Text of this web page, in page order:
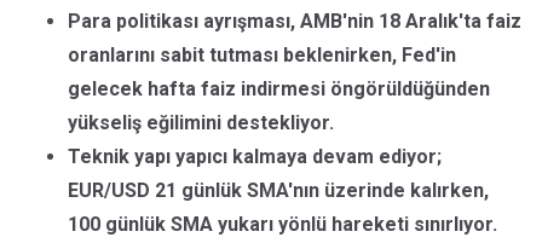
Para politikası ayrışması, AMB'nin 18 Aralık'ta faiz
oranlarını sabit tutması beklenirken, Fed'in
gelecek hafta faiz indirmesi öngörüldüğünden
yükseliş eğilimini destekliyor.
Teknik yapı yapıcı kalmaya devam ediyor;
EUR/USD 21 günlük SMA'nın üzerinde kalırken,
100 günlük SMA yukarı yönlü hareketi sınırlıyor.